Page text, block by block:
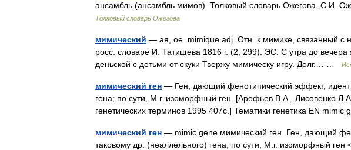
ансамбль (ансамбль мимов). Толковый словарь Ожегова. С.И.
Толковый словарь Ожегова
мимический — ая, ое. mimique adj. Отн. к мимике, связанный с
росс. словаре И. Татищева 1816 г. (2, 299). ЭС. С утра до вечера
деньской с детьми от скуки Твержу мимическу игру. Долг.… …
мимический ген — Ген, дающий фенотипический эффект,
гена; по сути, М.г. изоморфный ген. [Арефьев В.А., Лисовенко
генетических терминов 1995 407с.] Тематики генетика EN
мимический ген — mimic gene мимический ген. Ген, дающий
таковому др. (неаллельного) гена; по сути, М.г. изоморфный ген